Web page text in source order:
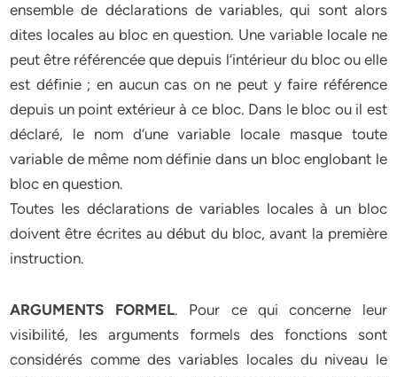
ensemble de déclarations de variables, qui sont alors
dites locales au bloc en question. Une variable locale ne
peut être référencée que depuis l’intérieur du bloc ou elle
est définie ; en aucun cas on ne peut y faire référence
depuis un point extérieur à ce bloc. Dans le bloc ou il est
déclaré, le nom d’une variable locale masque toute
variable de même nom définie dans un bloc englobant le
bloc en question.
Toutes les déclarations de variables locales à un bloc
doivent être écrites au début du bloc, avant la première
instruction.
ARGUMENTS FORMEL. Pour ce qui concerne leur
visibilité, les arguments formels des fonctions sont
considérés comme des variables locales du niveau le